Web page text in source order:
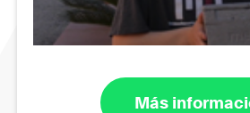
Más